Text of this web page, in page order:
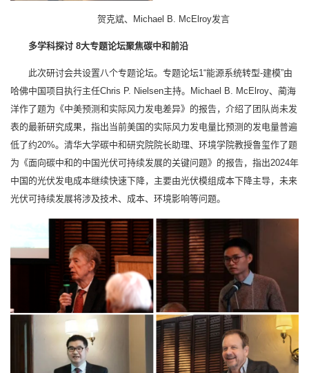
贺克斌、Michael B. McElroy发言
多学科探讨 8大专题论坛聚焦碳中和前沿
此次研讨会共设置八个专题论坛。专题论坛1“能源系统转型-建模”由
哈佛中国项目执行主任Chris P. Nielsen主持。Michael B. McElroy、蔺海
洋作了题为《中美预测和实际风力发电差异》的报告，介绍了团队尚未发
表的最新研究成果，指出当前美国的实际风力发电量比预测的发电量普遍
低了约20%。清华大学碳中和研究院院长助理、环境学院教授鲁玺作了题
为《面向碳中和的中国光伏可持续发展的关键问题》的报告，指出2024年
中国的光伏发电成本继续快速下降，主要由光伏模组成本下降主导，未来
光伏可持续发展将涉及技术、成本、环境影响等问题。